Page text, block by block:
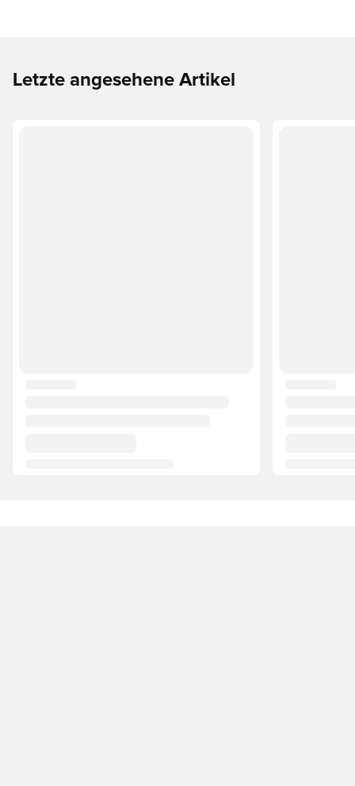
Letzte angesehene Artikel